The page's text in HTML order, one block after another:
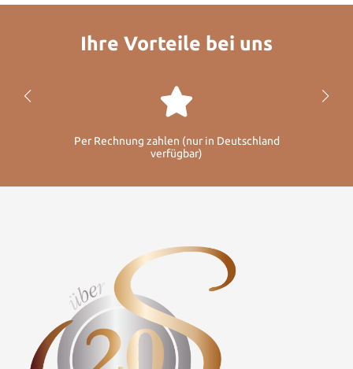
Ihre Vorteile bei uns
Per Rechnung zahlen (nur in Deutschland
verfügbar)